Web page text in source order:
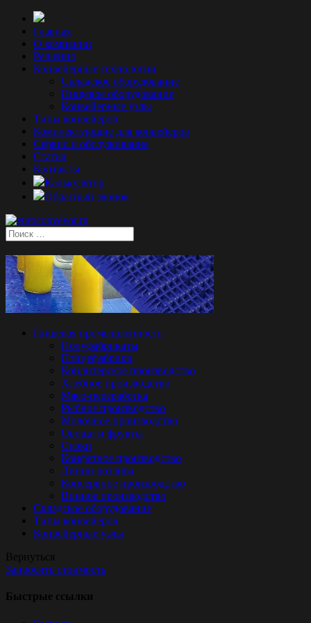
Главная
О компании
Решения
Конвейерные технологии
Складское оборудование
Пищевое оборудование
Конвейерные узлы
Типы конвейеров
Комплектующие для конвейеров
Сервис и обслуживание
Статьи
Контакты
Калькулятор
Обратный звонок
Пищевая промышленность
Полуфабрикаты
Птицефабрики
Кондитерское производство
Хлебное производство
Мясо-переработка
Рыбное производство
Молочное производство
Овощи и фрукты
Снэки
Конфетное производство
Линии розлива
Консервное производство
Винное производство
Складское оборудование
Типы конвейеров
Конвейерные узлы
Вернуться
Запросить стоимость
Быстрые ссылки